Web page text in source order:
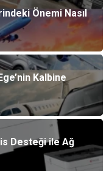
Önemi Nasıl
Kalbine
Desteği ile Ağ